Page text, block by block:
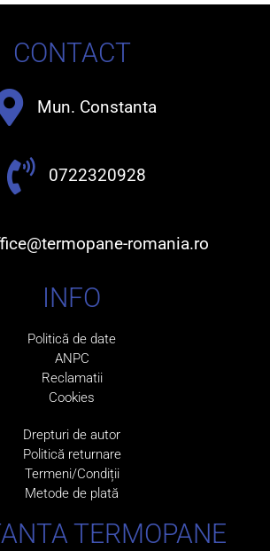
CONTACT
Mun. Constanta
0722320928
romania.ro
INFO
Politică de date
ANPC
Reclamatii
Cookies
Drepturi de autor
Politică returnare
Termeni/Condiții
Metode de plată
TERMOPANE